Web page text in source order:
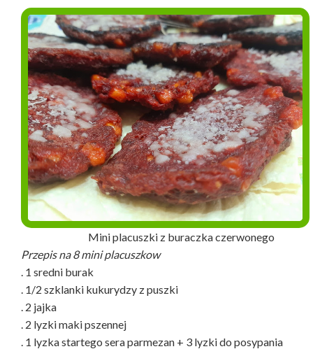
Mini placuszki z buraczka czerwonego
Przepis na 8 mini placuszkow
. 1 sredni burak
. 1/2 szklanki kukurydzy z puszki
. 2 jajka
. 2 lyzki maki pszennej
. 1 lyzka startego sera parmezan + 3 lyzki do posypania